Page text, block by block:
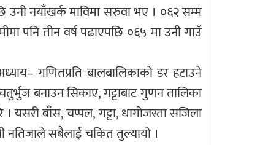
उनी नयाँखर्क माविमा सरुवा भए । ०६२ सम्म
पनि तीन वर्ष पढाएपछि ०६५ मा उनी गाउँ
गणितप्रति बालबालिकाको डर हटाउने
बनाउन सिकाए, गट्टाबाट गुणन तालिका
बाँस, चप्पल, गट्टा, धागोजस्ता सजिला
नतिजाले सबैलाई चकित तुल्यायो ।